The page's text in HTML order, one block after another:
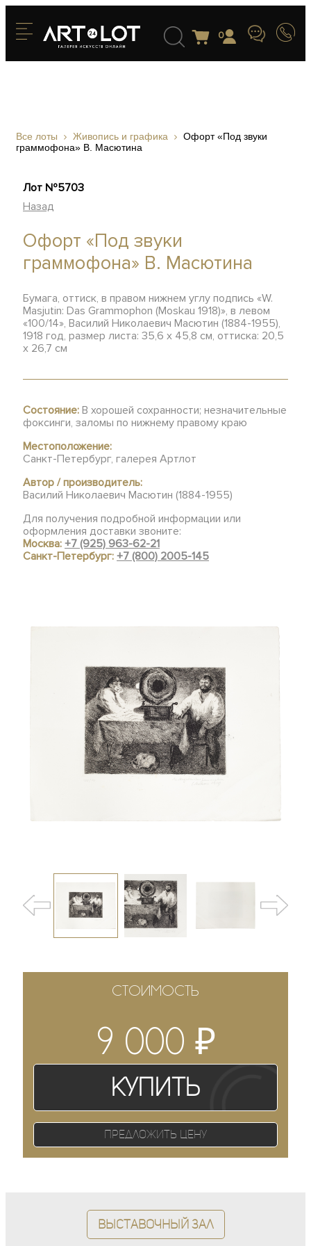
0
Все лоты Живопись и графика
Офорт «Под звуки
граммофона» В. Масютина
Лот №5703
Назад
Офорт «Под звуки
граммофона» В. Масютина
Бумага, оттиск, в правом нижнем углу подпись «W.
Masjutin: Das Grammophon (Moskau 1918)», в левом
«100/14», Василий Николаевич Масютин (1884-1955),
1918 год, размер листа: 35,6 х 45,8 см, оттиска: 20,5
х 26,7 см
Состояние: В хорошей сохранности; незначительные
фоксинги, заломы по нижнему правому краю
Местоположение:
Санкт-Петербург, галерея Артлот
Автор / производитель:
Василий Николаевич Масютин (1884-1955)
Для получения подробной информации или
оформления доставки звоните:
Москва:+7 (925) 963-62-21
Санкт-Петербург:+7 (800) 2005-145
СТОИМОСТЬ
9 000 ₽
Купить
Предложить цену
Выставочный зал